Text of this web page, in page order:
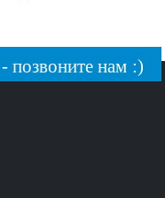
позвоните нам :)